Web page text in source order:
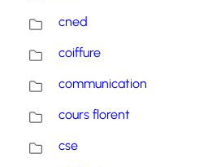
cned
coiffure
communication
cours florent
cse